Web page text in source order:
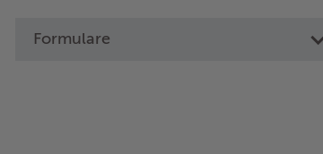
Formulare